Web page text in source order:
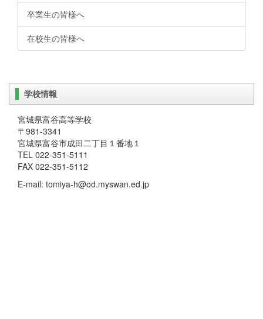
卒業生の皆様へ
在校生の皆様へ
学校情報
宮城県富谷高等学校
〒981-3341
宮城県富谷市成田二丁目１番地１
TEL 022-351-5111
FAX 022-351-5112
E-mail: tomiya-h@od.myswan.ed.jp